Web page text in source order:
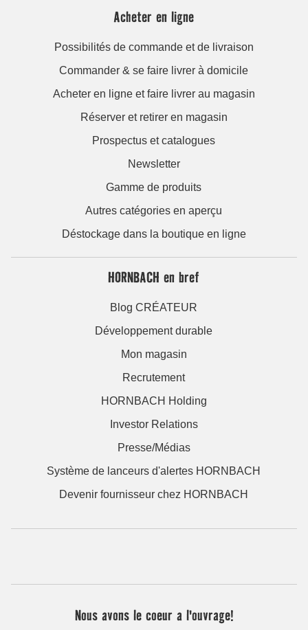
Acheter en ligne
Possibilités de commande et de livraison
Commander & se faire livrer à domicile
Acheter en ligne et faire livrer au magasin
Réserver et retirer en magasin
Prospectus et catalogues
Newsletter
Gamme de produits
Autres catégories en aperçu
Déstockage dans la boutique en ligne
HORNBACH en bref
Blog CRÉATEUR
Développement durable
Mon magasin
Recrutement
HORNBACH Holding
Investor Relations
Presse/Médias
Système de lanceurs d'alertes HORNBACH
Devenir fournisseur chez HORNBACH
Nous avons le coeur a l'ouvrage!